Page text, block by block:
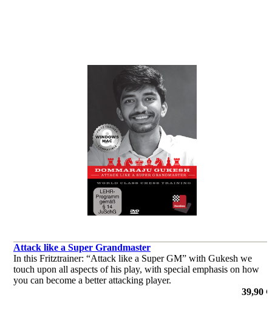
Attack like a Super Grandmaster
In this Fritztrainer: “Attack like a Super GM” with Gukesh we
touch upon all aspects of his play, with special emphasis on how
you can become a better attacking player.
39,90 €